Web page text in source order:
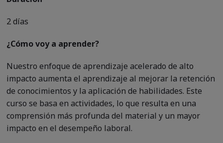
2 días
¿Cómo voy a aprender?
Nuestro enfoque de aprendizaje acelerado de alto
impacto aumenta el aprendizaje al mejorar la retención
de conocimientos y la aplicación de habilidades. Este
curso se basa en actividades, lo que resulta en una
comprensión más profunda del material y un mayor
impacto en el desempeño laboral.